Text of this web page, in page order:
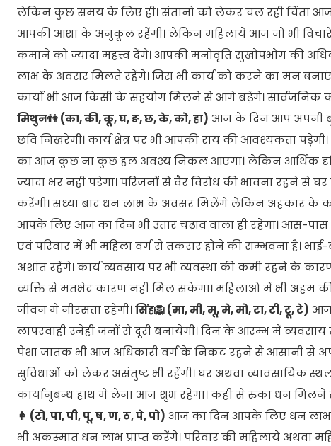
लेकिन कुछ समय के लिए ही। संतानो को लेकर चल रही चिंता आज
आपकी आशा के अनुकूल रहेंगी। लेकिन महिलाये आज जो भी
कमाने को ज्यादा महत्त्व देंगे। आपकी मनोवृति सुखोपभोग की
लाभ के अवसर मिलते रहेंगे। जिस भी कार्य को करने का मन
कार्यो भी आज किसी के सहयोग मिलने से आगे बढ़ेंगे। सार्वजनिक
मिथुन👫 (का, की, कू, घ, ङ, छ, के, को, हा) आज के दिन आप अपनी
छवि निखरेगी। कार्य क्षेत्र पर भी आपकी राय की आवश्यकता
का आज कुछ ना कुछ हल अवश्य निकल आएगा। लेकिन आर्थिक
ज्यादा भर नही पड़ेगा। परिजनों से वैर विरोध की भावना रहने से
करेंगी। संध्या बाद धन लाभ के अवसर मिलेंगे लेकिन अहंकार के
आपके लिए आज का दिन भी उतार चढ़ाव वाला ही रहेगा। आस-पास
एवं परिवार में भी महिला वर्ग से तकरार होने की सम्भवना है।
अशांत रहेंगे। कार्य व्यवसाय पर भी व्यवस्था की कमी रहने के
व्यक्ति से मतभेद कारण नही मिल सकेगा। महिलाओ में भी अहम
जीवन मे नीरसता रहेगी।सिंह🦁 (मा, मी, मू, मे, मो, टा, टी, टू, टे) आज
लापरवाही स्नेही जनों से दूरी बनायेगी। दिन के आरम्भ में
पेशा जातक भी आज अधिकारी वर्ग के निकट रहने से आसानी से
सुविधाओं को लेकर असंतुष्ट भी रहेंगी। घर अथवा व्यावसायिक
कार्यानुबन्ध हाथ मे लेना आज शुभ रहेगा। कही से रुका धन मिलने से
👩 (टो, पा, पी, पू, ष, ण, ठ, पे, पो) आज का दिन आपके लिए धन लाभ
भी अकस्मात धन लाभ प्राप्त करेंगे। परिवार की महिलाये